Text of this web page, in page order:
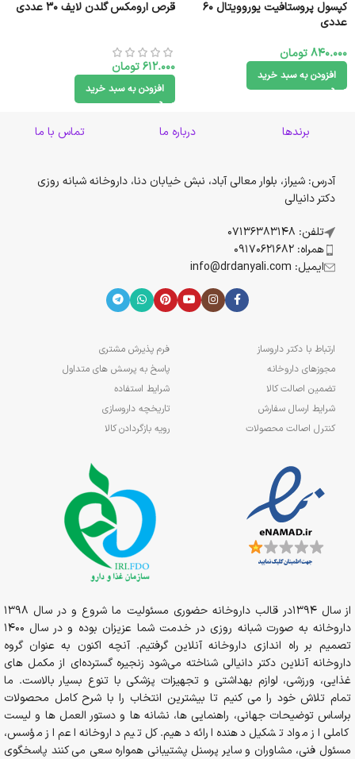
کپسول پروستافیت یوروویتال 60
عددی
840.000تومان
افزودن به سبد خرید
قرص ارومکس گلدن لایف 30 عددی
612.000تومان
افزودن به سبد خرید
برندها درباره ما تماس با ما
آدرس: شیراز، بلوار معالی آباد، نبش خیابان دنا، داروخانه شبانه روزی
دکتر دانیالی
تلفن: 07136383148
همراه: 09170621682
ایمیل: info@drdanyali.com
ارتباط با دکتر داروساز
مجوزهای داروخانه
تضمین اصالت کالا
شرایط ارسال سفارش
کنترل اصالت محصولات
فرم پذیرش مشتری
پاسخ به پرسش های متداول
شرایط استفاده
تاریخچه داروسازی
رویه بازگردادن کالا
از سال 1394در قالب داروخانه حضوری مسئولیت ما شروع و در سال 1398
داروخانه به صورت شبانه روزی در خدمت شما عزیزان بوده و در سال 1400
تصمیم بر راه اندازی داروخانه آنلاین گرفتیم. آنچه اکنون به عنوان گروه
داروخانه آنلاین دکتر دانیالی شناخته می‌شود زنجیره گسترده‌ای از مکمل های
غذایی، ورزشی، لوازم بهداشتی و تجهیزات پزشکی با تنوع بسیار بالاست. ما
تمام تلاش خود را می کنیم تا بیشترین انتخاب را با شرح کامل محصولات
براساس توضیحات جهانی، راهنمایی ها، نشانه ها و دستور العمل ها و لیست
کاملی از مواد تشکیل دهنده ارائه دهیم. کل تیم داروخانه اعم از مؤسس،
مسئول فنی، مشاوران و سایر پرسنل پشتیبانی همواره سعی می کنند پاسخگوی